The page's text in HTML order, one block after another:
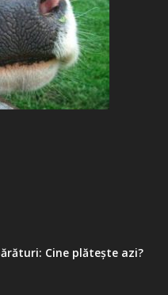
Cine plătește azi?